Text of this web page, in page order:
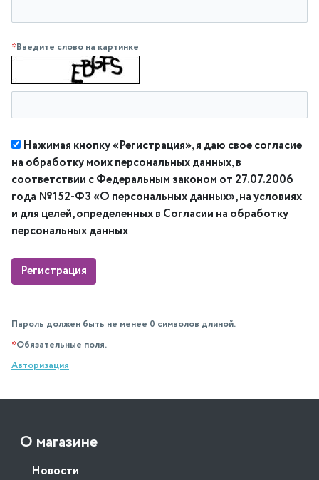
*Введите слово на картинке
Нажимая кнопку «Регистрация», я даю свое согласие
на обработку моих персональных данных, в
соответствии с Федеральным законом от 27.07.2006
года №152-ФЗ «О персональных данных», на условиях
и для целей, определенных в Согласии на обработку
персональных данных
Пароль должен быть не менее 0 символов длиной.
*Обязательные поля.
Авторизация
О магазине
Новости